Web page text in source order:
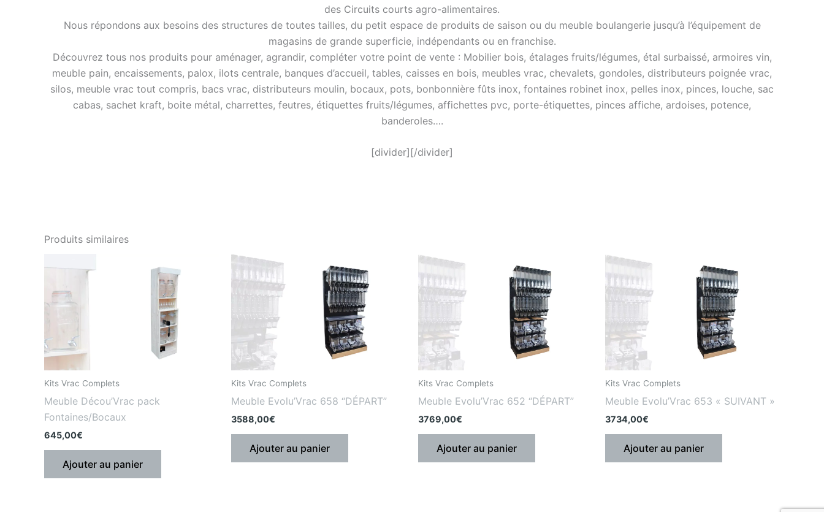
des Circuits courts agro-alimentaires.
Nous répondons aux besoins des structures de toutes tailles, du petit espace de produits de saison ou du meuble boulangerie jusqu’à l’équipement de
magasins de grande superficie, indépendants ou en franchise.
Découvrez tous nos produits pour aménager, agrandir, compléter votre point de vente : Mobilier bois, étalages fruits/légumes, étal surbaissé, armoires vin,
meuble pain, encaissements, palox, ilots centrale, banques d’accueil, tables, caisses en bois, meubles vrac, chevalets, gondoles, distributeurs poignée vrac,
silos, meuble vrac tout compris, bacs vrac, distributeurs moulin, bocaux, pots, bonbonnière fûts inox, fontaines robinet inox, pelles inox, pinces, louche, sac
cabas, sachet kraft, boite métal, charrettes, feutres, étiquettes fruits/légumes, affichettes pvc, porte-étiquettes, pinces affiche, ardoises, potence,
banderoles….
[divider][/divider]
Produits similaires
Kits Vrac Complets
Meuble Décou’Vrac pack
Fontaines/Bocaux
645,00€
Ajouter au panier
Kits Vrac Complets
Meuble Evolu’Vrac 658 “DÉPART”
3588,00€
Ajouter au panier
Kits Vrac Complets
Meuble Evolu’Vrac 652 “DÉPART”
3769,00€
Ajouter au panier
Kits Vrac Complets
Meuble Evolu’Vrac 653 « SUIVANT »
3734,00€
Ajouter au panier